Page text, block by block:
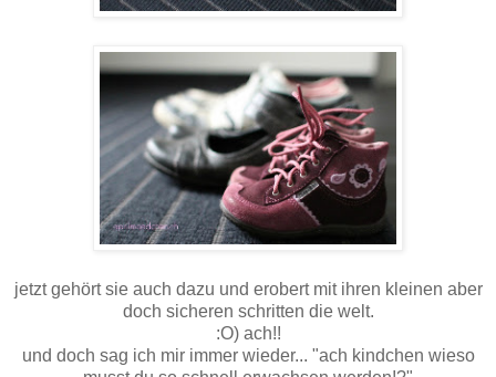
jetzt gehört sie auch dazu und erobert mit ihren kleinen aber
doch sicheren schritten die welt.
:O) ach!!
und doch sag ich mir immer wieder... "ach kindchen wieso